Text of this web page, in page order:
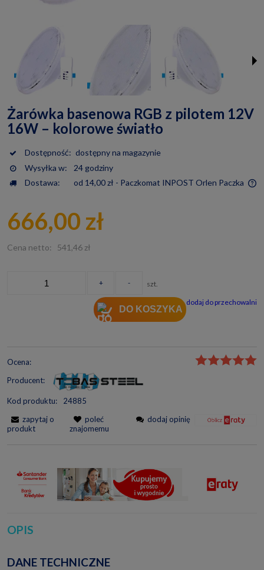
Żarówka basenowa RGB z pilotem 12V
16W – kolorowe światło
Dostępność: dostępny na magazynie
Wysyłka w:
24 godziny
Dostawa:
od 14,00 zł - Paczkomat INPOST Orlen Paczka
666,00 zł
Cena netto: 541,46 zł
+ - szt.
DO KOSZYKA
dodaj do przechowalni
Ocena:
Producent:
Kod produktu:
24885
zapytaj o
produkt
poleć
znajomemu
dodaj opinię
OPIS
DANE TECHNICZNE